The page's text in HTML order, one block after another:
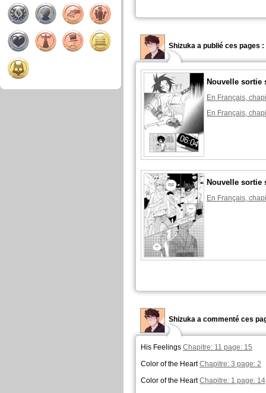
Shizuka a publié ces pages :
Nouvelle sortie
En Français,
En Français,
Nouvelle sortie
En Français,
Shizuka a commenté ces
His Feelings Chapitre: 11 page: 15
Color of the HeartChapitre: 3 page: 2
Color of the HeartChapitre: 1 page: 14